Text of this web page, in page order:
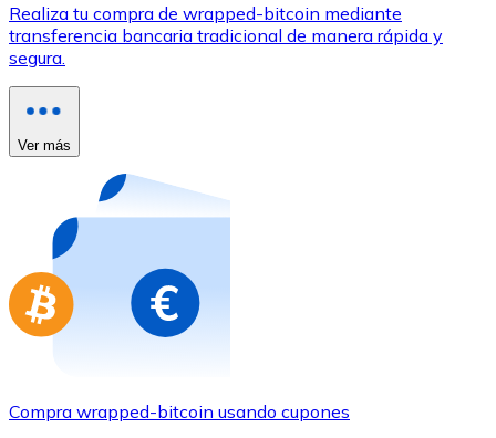
Comprar con tarjeta
Tienda - Tarjetas regalo
Nuevo
Compra tarjetas regalo de tus marcas favoritas con
Ir a la tienda de tarjetas regalo
Realiza tu compra de wrapped-bitcoin mediante
transferencia bancaria tradicional de manera rápida y
segura.
Ver más
Compra wrapped-bitcoin usando cupones